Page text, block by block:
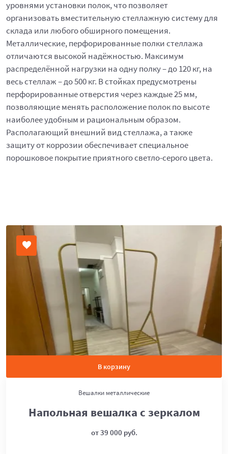
уровнями установки полок, что позволяет
организовать вместительную стеллажную систему для
склада или любого обширного помещения.
Металлические, перфорированные полки стеллажа
отличаются высокой надёжностью. Максимум
распределённой нагрузки на одну полку – до 120 кг, на
весь стеллаж – до 500 кг. В стойках предусмотрены
перфорированные отверстия через каждые 25 мм,
позволяющие менять расположение полок по высоте
наиболее удобным и рациональным образом.
Располагающий внешний вид стеллажа, а также
защиту от коррозии обеспечивает специальное
порошковое покрытие приятного светло-серого цвета.
В корзину
Вешалки металлические
Напольная вешалка с зеркалом
от 39 000 руб.